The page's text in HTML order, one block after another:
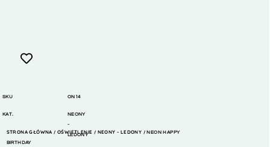
SKU ON14
KAT.
NEONY
-
LEDONY
STRONA GŁÓWNA /OŚWIETLENIE / NEONY - LEDONY / NEON HAPPY
BIRTHDAY